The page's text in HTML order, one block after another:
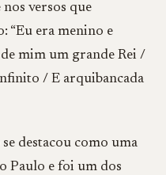
versos que
“Eu era menino e
mim um grande Rei /
/ E arquibancada
destacou como uma
Paulo e foi um dos